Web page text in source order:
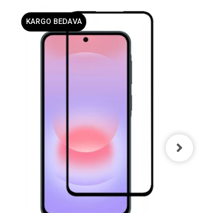
KARGO BEDAVA